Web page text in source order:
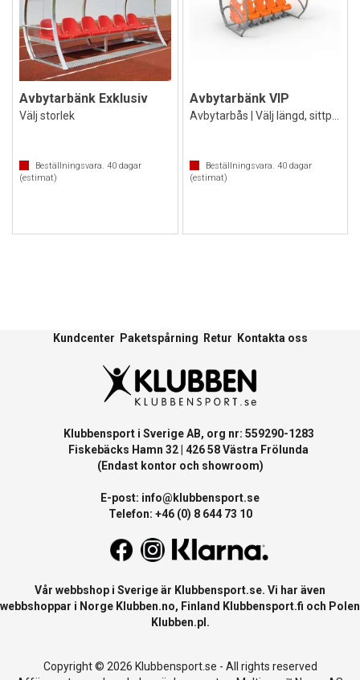
Avbytarbänk Exklusiv
Välj storlek
Beställningsvara. 40 dagar
(estimat)
Avbytarbänk VIP
Beställningsvara. 40dagar
(estimat)
Kundcenter Paketspårning Retur Kontakta oss
Klubbensport i Sverige AB, org nr: 559290-1283
Fiskebäcks Hamn 32 | 426 58 Västra Frölunda
(Endast kontor och showroom)
E-post: info@klubbensport.se
Telefon: +46 (0) 8 644 73 10
Vår webbshop i Sverige är Klubbensport.se. Vi har även
webbshoppar i Norge Klubben.no, Finland Klubbensport.fi och Polen
Klubben.pl .
Copyright © 2026 Klubbensport.se - All rights reserved